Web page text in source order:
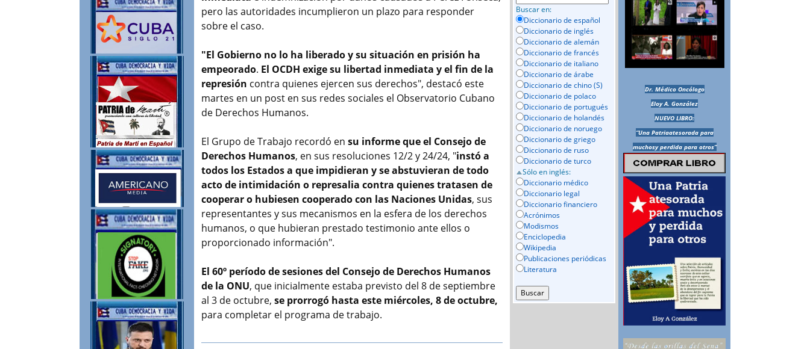
pero las autoridades incumplieron un plazo para responder
sobre el caso.
"El Gobierno no lo ha liberado y su situación en prisión ha
empeorado. El OCDH exige su libertad inmediata y el fin de la
represión contra quienes ejercen sus derechos", destacó este
martes en un post en sus redes sociales el Observatorio Cubano
de Derechos Humanos.
El Grupo de Trabajo recordó en su informe que el Consejo de
Derechos Humanos, en sus resoluciones 12/2 y 24/24, "instó a
todos los Estados a que impidieran y se abstuvieran de todo
acto de intimidación o represalia contra quienes tratasen de
cooperar o hubiesen cooperado con las Naciones Unidas, sus
representantes y sus mecanismos en la esfera de los derechos
humanos, o que hubieran prestado testimonio ante ellos o
proporcionado información".
El 60º período de sesiones del Consejo de Derechos Humanos
de la ONU, que inicialmente estaba previsto del 8 de septiembre
al 3 de octubre, se prorrogó hasta este miércoles, 8 de octubre,
para completar el programa de trabajo.
Buscar en:
Diccionario de español
Diccionario de inglés
Diccionario de alemán
Diccionario de francés
Diccionario de italiano
Diccionario de árabe
Diccionario de chino (S)
Diccionario de polaco
Diccionario de portugués
Diccionario de holandés
Diccionario de noruego
Diccionario de griego
Diccionario de ruso
Diccionario de turco
Sólo en inglés:
Diccionario médico
Diccionario legal
Diccionario financiero
Acrónimos
Modismos
Enciclopedia
Wikipedia
Publicaciones periódicas
Literatura
Dr. Médico Oncólogo
Eloy A. González
NUEVO LIBRO:
“Una Patriaatesorada para
muchosy perdida para otros”